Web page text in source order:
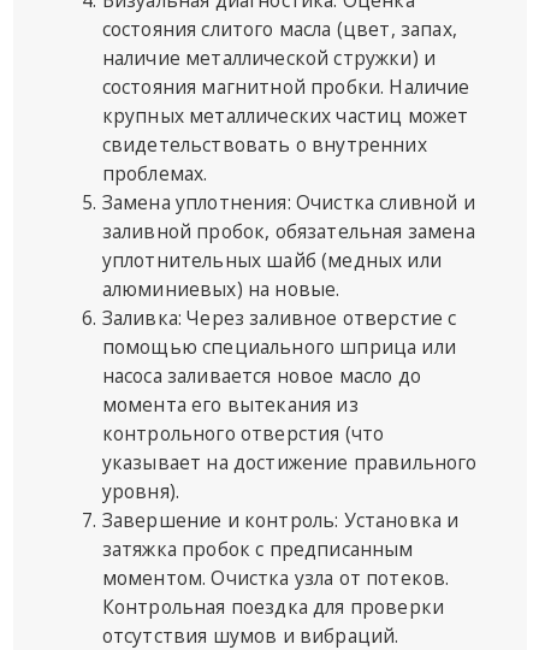
состояния слитого масла (цвет, запах,
наличие металлической стружки) и
состояния магнитной пробки. Наличие
крупных металлических частиц может
свидетельствовать о внутренних
проблемах.
Замена уплотнения: Очистка сливной и
заливной пробок, обязательная замена
уплотнительных шайб (медных или
алюминиевых) на новые.
Заливка: Через заливное отверстие с
помощью специального шприца или
насоса заливается новое масло до
момента его вытекания из
контрольного отверстия (что
указывает на достижение правильного
уровня).
Завершение и контроль: Установка и
затяжка пробок с предписанным
моментом. Очистка узла от потеков.
Контрольная поездка для проверки
отсутствия шумов и вибраций.